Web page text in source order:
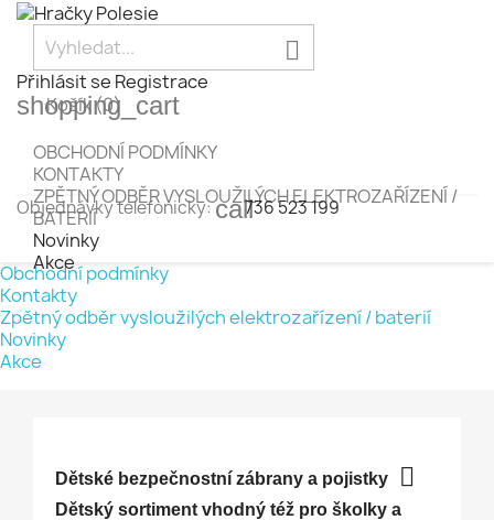

Přihlásit se Registrace
shopping_cart
Košík(0)
OBCHODNÍ PODMÍNKY
KONTAKTY
ZPĚTNÝ ODBĚR VYSLOUŽILÝCH ELEKTROZAŘÍZENÍ /
BATERIÍ
Novinky
Akce
Objednávky telefonicky:call736 523 199
Obchodní podmínky
Kontakty
Zpětný odběr vysloužilých elektrozařízení / baterií
Novinky
Akce
Dětské bezpečnostní zábrany a pojistky 
Dětský sortiment vhodný též pro školky a